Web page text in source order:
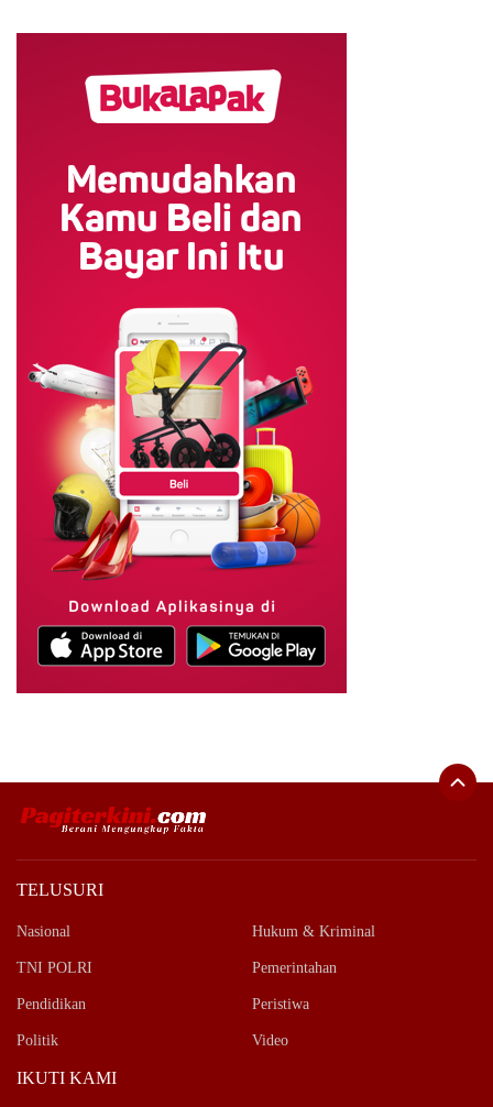
TELUSURI
Nasional Hukum & Kriminal
TNI POLRI Pemerintahan
Pendidikan Peristiwa
Politik Video
IKUTI KAMI